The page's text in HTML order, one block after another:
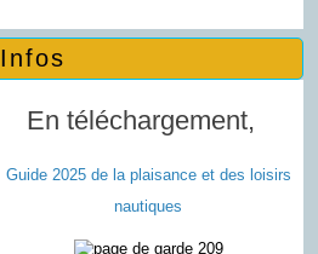
Infos
En téléchargement,
Guide 2025 de la plaisance et des loisirs
nautiques